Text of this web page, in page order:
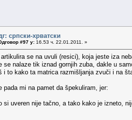
српски-хрватски
#97 у: 16.53 ч. 22.01.2011. »
se na uvuli (resici), koja jeste iza
se nalaze tik iznad gornjih zuba, dakle u
i to kako ta matrica razmišljanja zvuči i na
pada mi na pamet da špekuliram, jer:
si uveren nije tačno, a tako kako je izneto,